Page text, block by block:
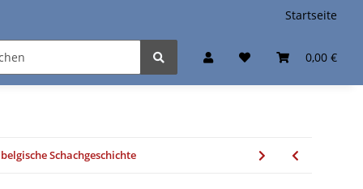
Startseite
0,00 €
Schachgeschichte